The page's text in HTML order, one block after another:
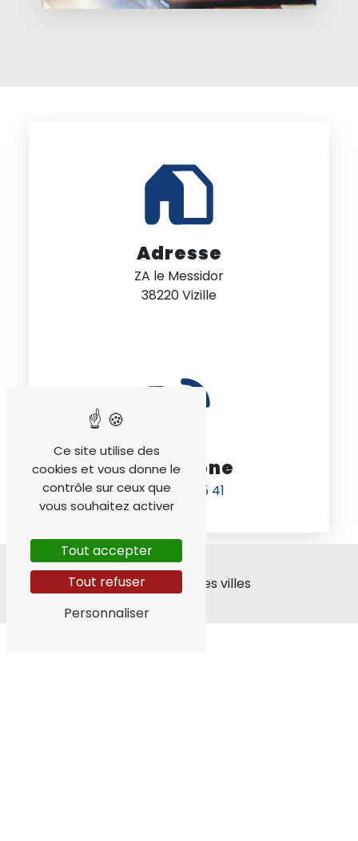
Adresse
ZA le Messidor
38220 Vizille
Téléphone
04 76 68 05 41
Nos interventions sur ces villes
Ce site utilise des
cookies et vous donne le
contrôle sur ceux que
vous souhaitez activer
Tout accepter
Tout refuser
Personnaliser